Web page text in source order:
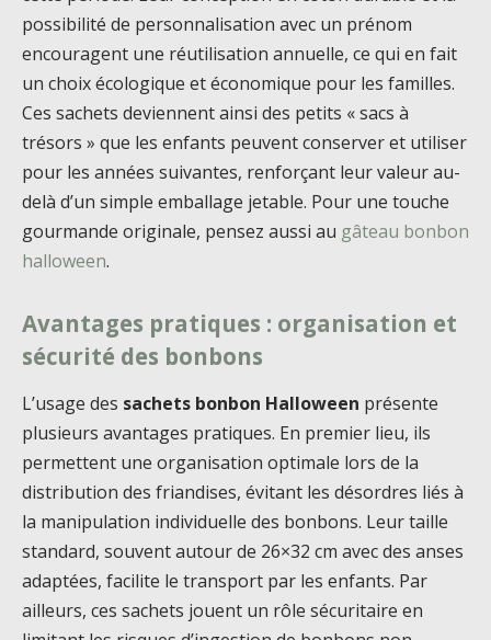
possibilité de personnalisation avec un prénom
encouragent une réutilisation annuelle, ce qui en fait
un choix écologique et économique pour les familles.
Ces sachets deviennent ainsi des petits « sacs à
trésors » que les enfants peuvent conserver et utiliser
pour les années suivantes, renforçant leur valeur au-
delà d’un simple emballage jetable. Pour une touche
gourmande originale, pensez aussi au gâteau bonbon
halloween.
Avantages pratiques : organisation et
sécurité des bonbons
L’usage des sachets bonbon Halloween présente
plusieurs avantages pratiques. En premier lieu, ils
permettent une organisation optimale lors de la
distribution des friandises, évitant les désordres liés à
la manipulation individuelle des bonbons. Leur taille
standard, souvent autour de 26×32 cm avec des anses
adaptées, facilite le transport par les enfants. Par
ailleurs, ces sachets jouent un rôle sécuritaire en